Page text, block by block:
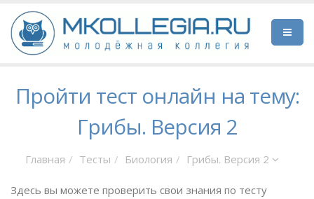
Пройти тест онлайн на тему:
Грибы. Версия 2
Главная Тесты Биология Грибы. Версия 2
Здесь вы можете проверить свои знания по тесту